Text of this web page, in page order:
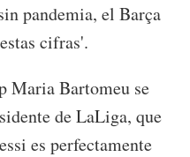
pandemia, el Barça
cifras'.
Maria Bartomeu se
de LaLiga, que
es perfectamente